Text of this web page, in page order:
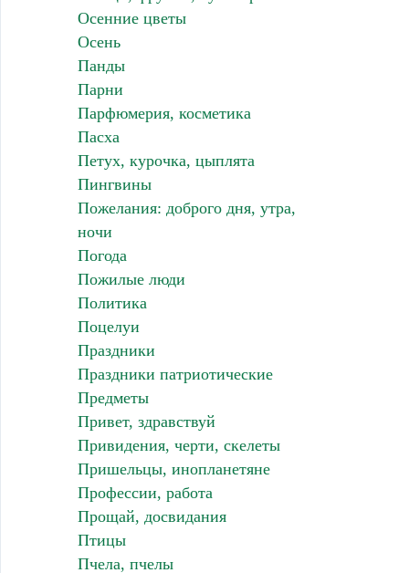
Осенние цветы
Осень
Панды
Парни
Парфюмерия, косметика
Пасха
Петух, курочка, цыплята
Пингвины
Пожелания: доброго дня, утра,
ночи
Погода
Пожилые люди
Политика
Поцелуи
Праздники
Праздники патриотические
Предметы
Привет, здравствуй
Привидения, черти, скелеты
Пришельцы, инопланетяне
Профессии, работа
Прощай, досвидания
Птицы
Пчела, пчелы